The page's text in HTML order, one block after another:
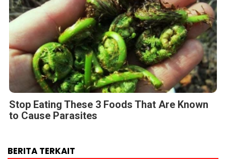
Stop Eating These 3 Foods That Are Known
to Cause Parasites
BERITA TERKAIT